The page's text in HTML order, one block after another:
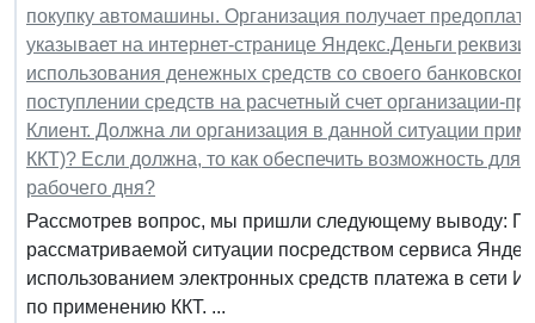
покупку автомашины. Организация получает
указывает на интернет-странице Яндекс.Деньги
использования денежных средств со своего
поступлении средств на расчетный счет организации-
Клиент. Должна ли организация в данной ситуации
ККТ)? Если должна, то как обеспечить возможность
рабочего дня?
Рассмотрев вопрос, мы пришли следующему выводу:
рассматриваемой ситуации посредством сервиса
использованием электронных средств платежа в сети
по применению ККТ. ...